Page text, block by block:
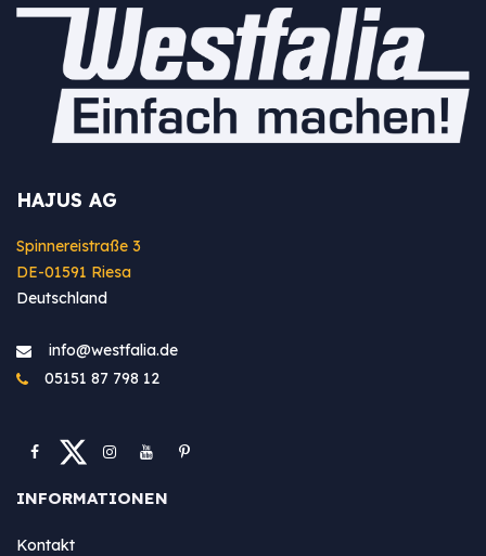
HAJUS AG
Spinnereistraße 3
DE-01591 Riesa
Deutschland
info@westfa​lia.de
05151 87 798 12
INFORMATIONEN
Kontakt